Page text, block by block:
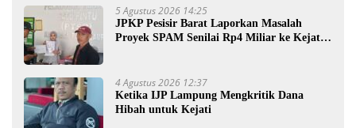
5 Agustus 2026 14:25
JPKP Pesisir Barat Laporkan Masalah
Proyek SPAM Senilai Rp4 Miliar ke Kejati
4 Agustus 2026 12:37
Ketika IJP Lampung Mengkritik Dana
Hibah untuk Kejati